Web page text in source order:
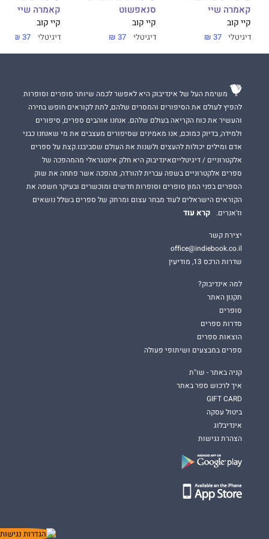
קאמרה שיי
קיי קוב
דיגיטלי 37 ₪
סנאפשוט
קיי קוב
דיגיטלי 37 ₪
קאמרה שיי
קיי קוב
דיגיטלי 37 ₪
משימת העל של אינדיבוק היא לאפשר לכמה שיותר סופרים וסופרות
להפיץ לעולם את הסיפורים והמסרים שלהם, לתת לקוראים חופש בחירה
והעשיר את כוח הקריאה בעולם שלהם. אנחנו אוהבים ספרים, סיפורים
ולמידה, בדיוק כמוכם, אנו מאמינים שסיפורים מעצבים את מי שאנחנו כבני
אדם ומילים יכולות להעצים ולשנות את העולם שסביבנו.קצת על ספרים
אלקטרוניים / דיגיטלייםאינדיבוק היא חלק אינטגראלי מהמהפכה של
ספרים אלקטרוניים בשפה עברית להורדה, מהפכה אשר פתחה את שוק
הספרים בפני המון סופרים וסופרות חדשים ומוכשרים ובעיקר חשפה את
הקוראים הישראלים לעוד מבחר עצום ומרתק של ספרים בשלל נושאים
וז'אנרים.
קרא עוד
יצירת קשר
office@indiebook.co.il
שדרות הרכס 13, מודיעין
למה אינדיבוק?
תקנון האתר
סופרים
סדרות ספרים
הוצאות ספרים
ספרים במבצעים ושיתופי פעולה
קניה באתר - שו"ת
איך לרכוש ספר באתר
GIFT CARD
ביטול עסקה
אינדיבלוג
הצהרת נגישות